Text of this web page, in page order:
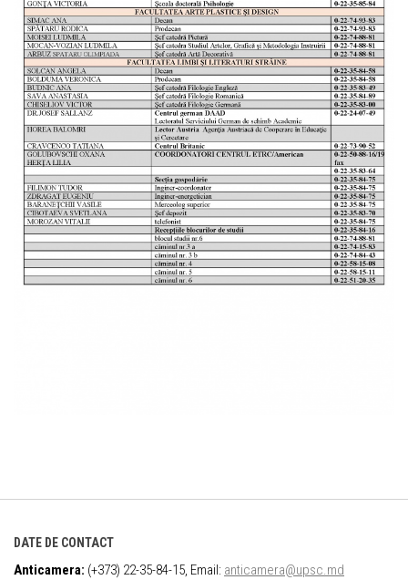
DATE DE CONTACT
Anticamera: (+373) 22-35-84-15, Email: anticamera@upsc.md